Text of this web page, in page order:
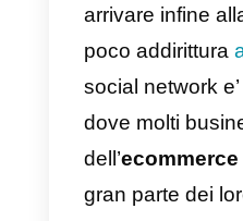
aziende, in
che
giovane
,
vendere i